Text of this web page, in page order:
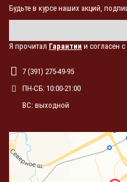
Будьте в курсе наших акций,
Я прочитал Гарантии и согласен
7 (391) 275-49-95
ПН-СБ: 10:00-21:00
ВС: выходной